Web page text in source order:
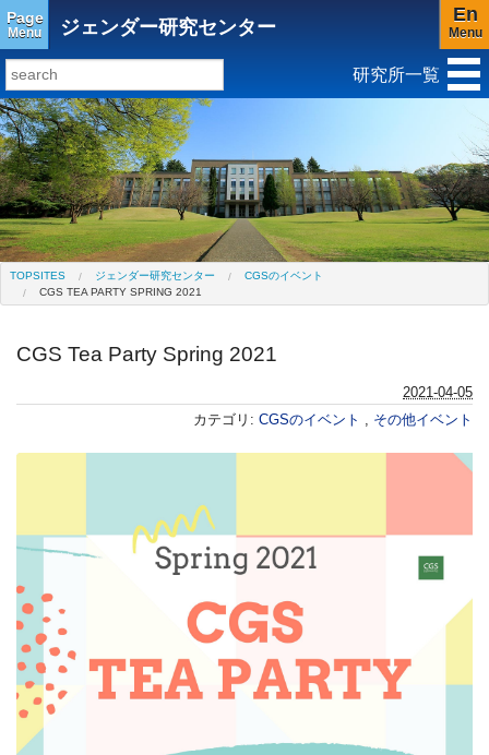
Page
Menu ジェンダー研究センター
En
Menu
研究所トップ 教育研究所
キリスト教と文化研究所 アジア文化研究所
平和研究所 グローバル言語教育研究センター(閉所)
ジェンダー研究センター
研究所一覧
TOPSITES ジェンダー研究センター
CGSのイベント
CGS TEA PARTY SPRING 2021
CGS Tea Party Spring 2021
2021-04-05
カテゴリ: CGSのイベント , その他イベント